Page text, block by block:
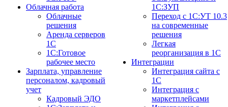
Облачная работа
Облачные
решения
Аренда серверов
1С
1C:Готовое
рабочее место
Зарплата, управление
персоналом, кадровый
учет
Кадровый ЭДО
1С:ЗУП
Переход с 1С:УТ 10.3
на современные
решения
Легкая
реорганизация в 1С
Интеграции
Интеграция сайта с
1С
Интеграция с
маркетплейсами